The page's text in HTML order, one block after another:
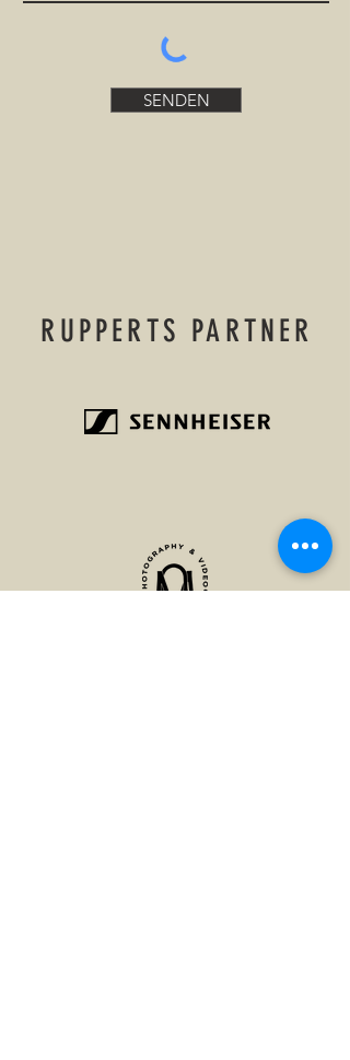
SENDEN
RUPPERTS PARTNER